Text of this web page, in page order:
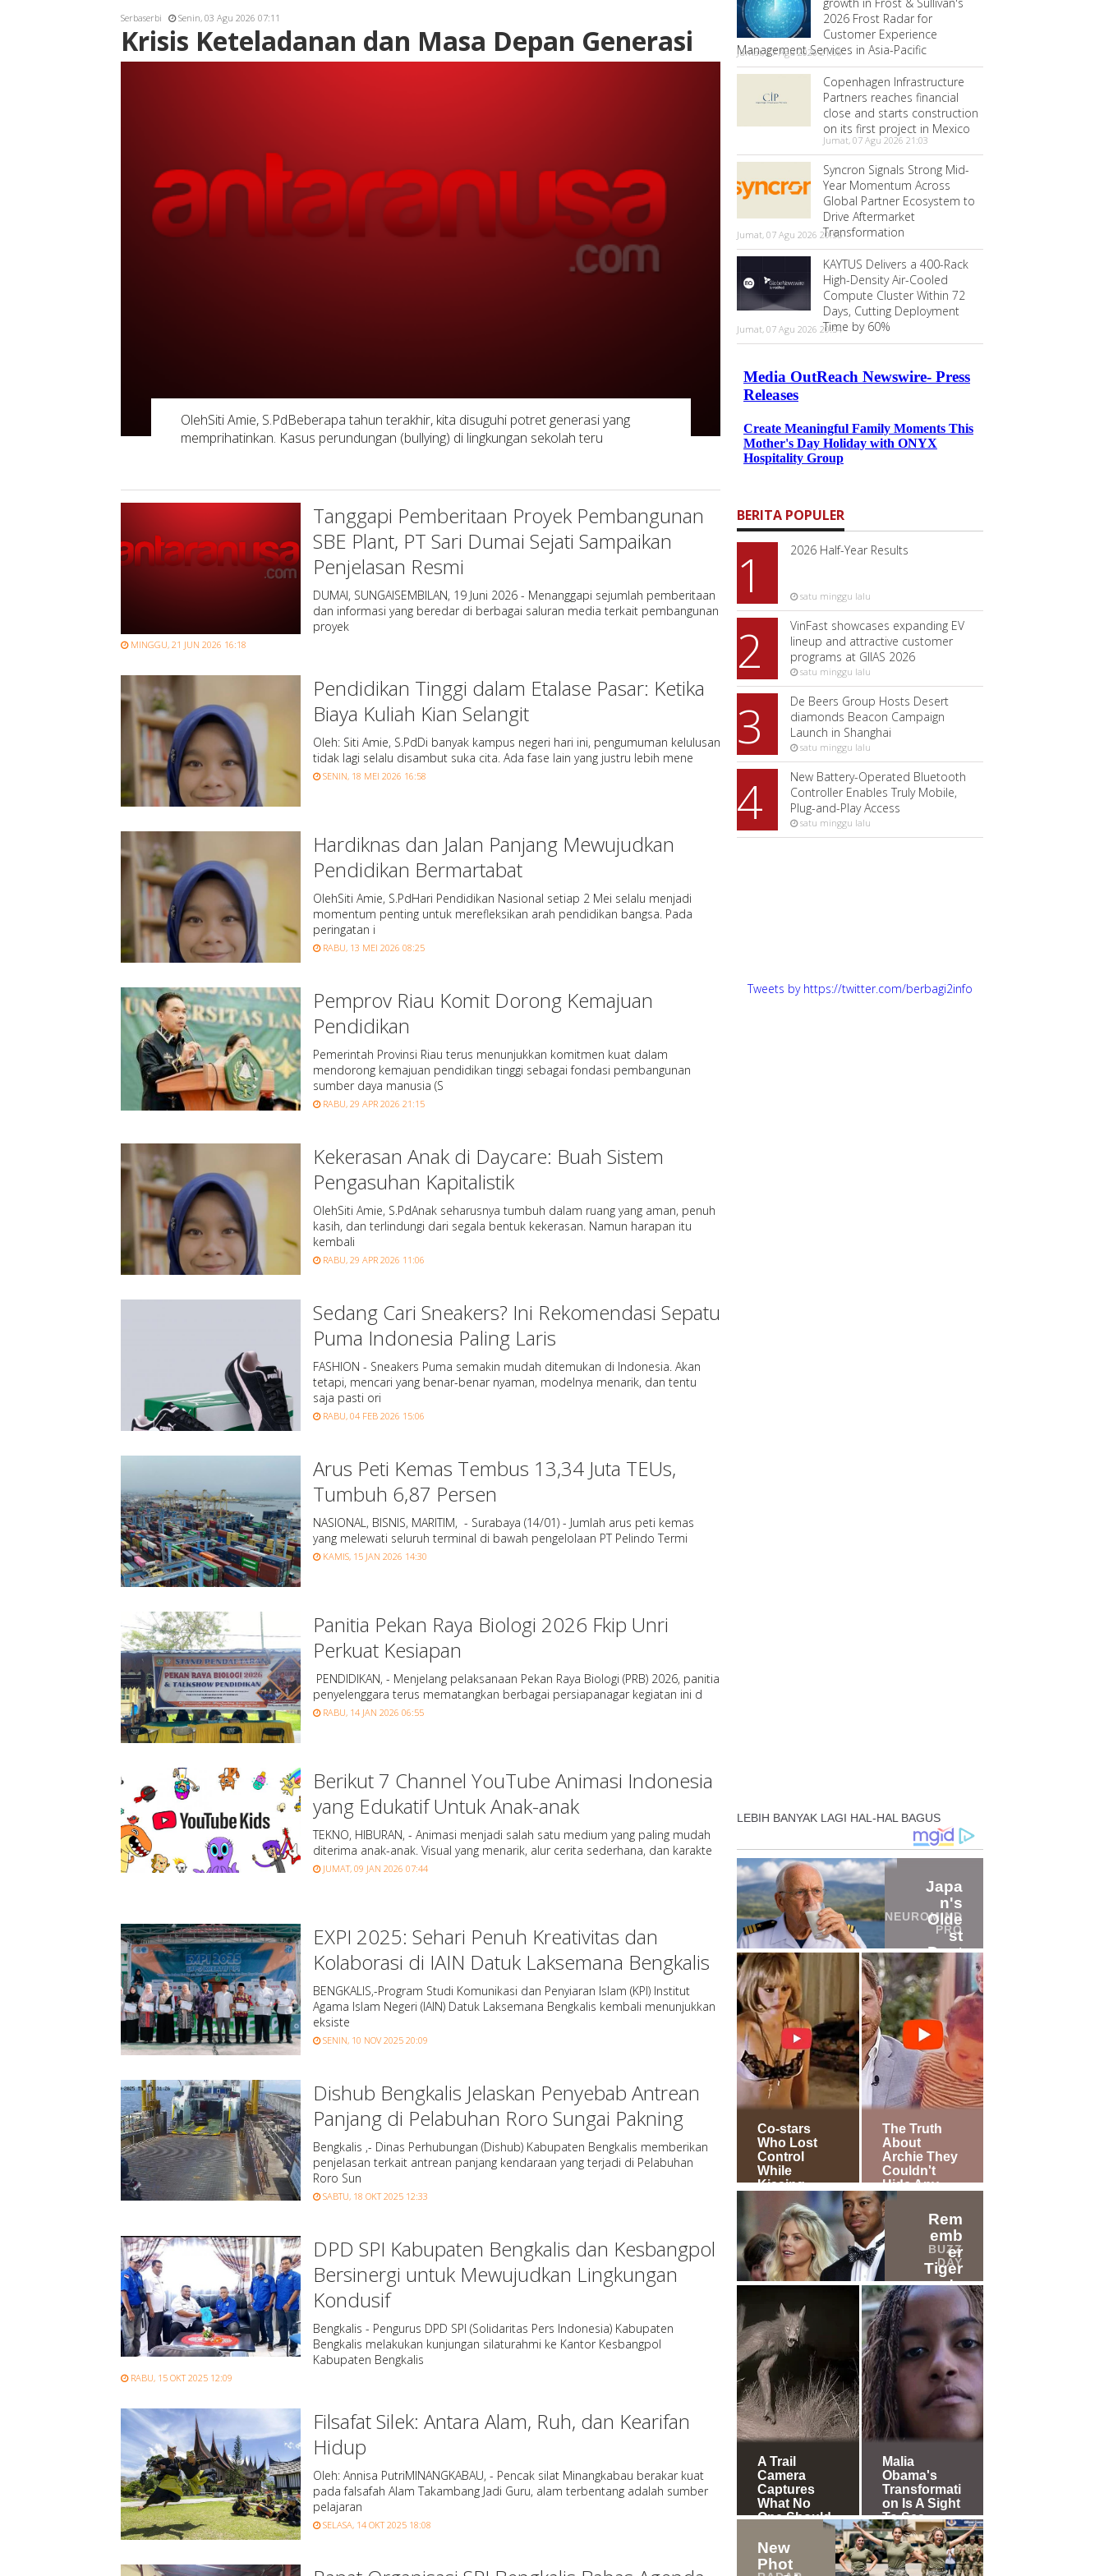
Serbaserbi Senin, 03 Agu 2026 07:11
Krisis Keteladanan dan Masa Depan Generasi
OlehSiti Amie, S.PdBeberapa tahun terakhir, kita disuguhi potret generasi yang
memprihatinkan. Kasus perundungan (bullying) di lingkungan sekolah teru
Tanggapi Pemberitaan Proyek Pembangunan
SBE Plant, PT Sari Dumai Sejati Sampaikan
Penjelasan Resmi
DUMAI, SUNGAISEMBILAN, 19 Juni 2026 - Menanggapi sejumlah pemberitaan
dan informasi yang beredar di berbagai saluran media terkait pembangunan
proyek
MINGGU, 21 JUN 2026 16:18
Pendidikan Tinggi dalam Etalase Pasar: Ketika
Biaya Kuliah Kian Selangit
Oleh: Siti Amie, S.PdDi banyak kampus negeri hari ini, pengumuman kelulusan
tidak lagi selalu disambut suka cita. Ada fase lain yang justru lebih mene
SENIN, 18 MEI 2026 16:58
Hardiknas dan Jalan Panjang Mewujudkan
Pendidikan Bermartabat
OlehSiti Amie, S.PdHari Pendidikan Nasional setiap 2 Mei selalu menjadi
momentum penting untuk merefleksikan arah pendidikan bangsa. Pada
peringatan i
RABU, 13 MEI 2026 08:25
Pemprov Riau Komit Dorong Kemajuan
Pendidikan
Pemerintah Provinsi Riau terus menunjukkan komitmen kuat dalam
mendorong kemajuan pendidikan tinggi sebagai fondasi pembangunan
sumber daya manusia (S
RABU, 29 APR 2026 21:15
Kekerasan Anak di Daycare: Buah Sistem
Pengasuhan Kapitalistik
OlehSiti Amie, S.PdAnak seharusnya tumbuh dalam ruang yang aman, penuh
kasih, dan terlindungi dari segala bentuk kekerasan. Namun harapan itu
kembali
RABU, 29 APR 2026 11:06
Sedang Cari Sneakers? Ini Rekomendasi Sepatu
Puma Indonesia Paling Laris
FASHION - Sneakers Puma semakin mudah ditemukan di Indonesia. Akan
tetapi, mencari yang benar-benar nyaman, modelnya menarik, dan tentu
saja pasti ori
RABU, 04 FEB 2026 15:06
Arus Peti Kemas Tembus 13,34 Juta TEUs,
Tumbuh 6,87 Persen
NASIONAL, BISNIS, MARITIM, - Surabaya (14/01) - Jumlah arus peti kemas
yang melewati seluruh terminal di bawah pengelolaan PT Pelindo Termi
KAMIS, 15 JAN 2026 14:30
Panitia Pekan Raya Biologi 2026 Fkip Unri
Perkuat Kesiapan
PENDIDIKAN, - Menjelang pelaksanaan Pekan Raya Biologi (PRB) 2026, panitia
penyelenggara terus mematangkan berbagai persiapanagar kegiatan ini d
RABU, 14 JAN 2026 06:55
Berikut 7 Channel YouTube Animasi Indonesia
yang Edukatif Untuk Anak-anak
TEKNO, HIBURAN, - Animasi menjadi salah satu medium yang paling mudah
diterima anak-anak. Visual yang menarik, alur cerita sederhana, dan karakte
JUMAT, 09 JAN 2026 07:44
EXPI 2025: Sehari Penuh Kreativitas dan
Kolaborasi di IAIN Datuk Laksemana Bengkalis
BENGKALIS,-Program Studi Komunikasi dan Penyiaran Islam (KPI) Institut
Agama Islam Negeri (IAIN) Datuk Laksemana Bengkalis kembali menunjukkan
eksiste
SENIN, 10 NOV 2025 20:09
Dishub Bengkalis Jelaskan Penyebab Antrean
Panjang di Pelabuhan Roro Sungai Pakning
Bengkalis ,- Dinas Perhubungan (Dishub) Kabupaten Bengkalis memberikan
penjelasan terkait antrean panjang kendaraan yang terjadi di Pelabuhan
Roro Sun
SABTU, 18 OKT 2025 12:33
DPD SPI Kabupaten Bengkalis dan Kesbangpol
Bersinergi untuk Mewujudkan Lingkungan
Kondusif
Bengkalis - Pengurus DPD SPI (Solidaritas Pers Indonesia) Kabupaten
Bengkalis melakukan kunjungan silaturahmi ke Kantor Kesbangpol
Kabupaten Bengkalis
RABU, 15 OKT 2025 12:09
Filsafat Silek: Antara Alam, Ruh, dan Kearifan
Hidup
Oleh: Annisa PutriMINANGKABAU, - Pencak silat Minangkabau berakar kuat
pada falsafah Alam Takambang Jadi Guru, alam terbentang adalah sumber
pelajaran
SELASA, 14 OKT 2025 18:08
2026 Frost Radar for
Customer Experience
Management Services in Asia-Pacific
Jumat, 07 Agu 2026 21:08
Copenhagen Infrastructure
Partners reaches financial
close and starts construction
on its first project in Mexico
Jumat, 07 Agu 2026 21:03
Syncron Signals Strong Mid-
Year Momentum Across
Global Partner Ecosystem to
Drive Aftermarket
Transformation
Jumat, 07 Agu 2026 20:55
KAYTUS Delivers a 400-Rack
High-Density Air-Cooled
Compute Cluster Within 72
Days, Cutting Deployment
Time by 60%
Jumat, 07 Agu 2026 20:54
BERITA POPULER
1 2026 Half-Year Results
satu minggu lalu
2
VinFast showcases expanding EV
lineup and attractive customer
programs at GIIAS 2026
satu minggu lalu
3
De Beers Group Hosts Desert
diamonds Beacon Campaign
Launch in Shanghai
satu minggu lalu
4
New Battery-Operated Bluetooth
Controller Enables Truly Mobile,
Plug-and-Play Access
satu minggu lalu
Tweets by https://twitter.com/berbagi2info